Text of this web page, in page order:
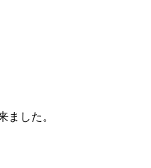
ました。